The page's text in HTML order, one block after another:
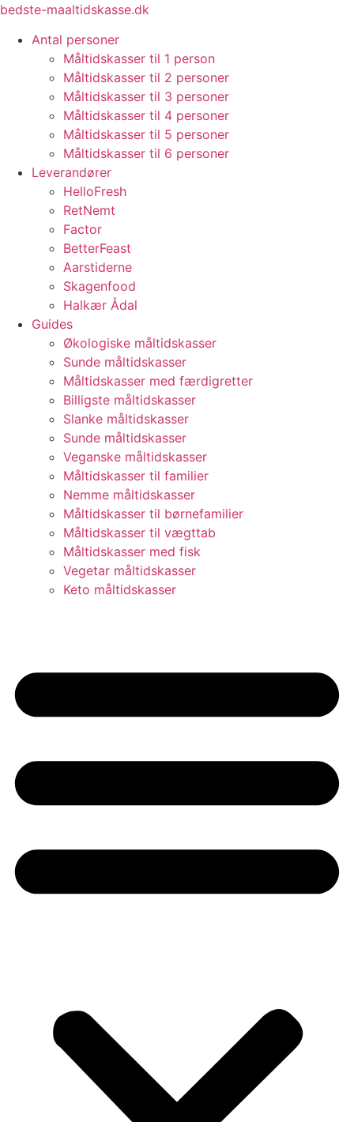
Videre
indhold
bedste-maaltidskasse.dk
Antal personer
Måltidskasser til 1 person
Måltidskasser til 2 personer
Måltidskasser til 3 personer
Måltidskasser til 4 personer
Måltidskasser til 5 personer
Måltidskasser til 6 personer
Leverandører
HelloFresh
RetNemt
Factor
BetterFeast
Aarstiderne
Skagenfood
Halkær Ådal
Guides
Økologiske måltidskasser
Sunde måltidskasser
Måltidskasser med færdigretter
Billigste måltidskasser
Slanke måltidskasser
Sunde måltidskasser
Veganske måltidskasser
Måltidskasser til familier
Nemme måltidskasser
Måltidskasser til børnefamilier
Måltidskasser til vægttab
Måltidskasser med fisk
Vegetar måltidskasser
Keto måltidskasser